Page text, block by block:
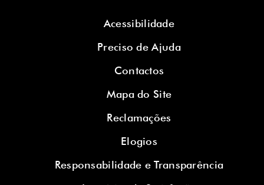
Acessibilidade
Preciso de Ajuda
Contactos
Mapa do Site
Reclamações
Elogios
Responsabilidade e Transparência